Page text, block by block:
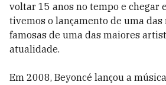
voltar 15 anos no tempo e chegar
tivemos o lançamento de uma das
famosas de uma das maiores
atualidade.
Em 2008, Beyoncé lançou a